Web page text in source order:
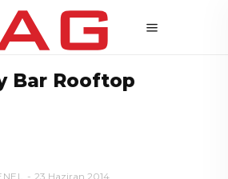
Bar Rooftop
23 Haziran 2014